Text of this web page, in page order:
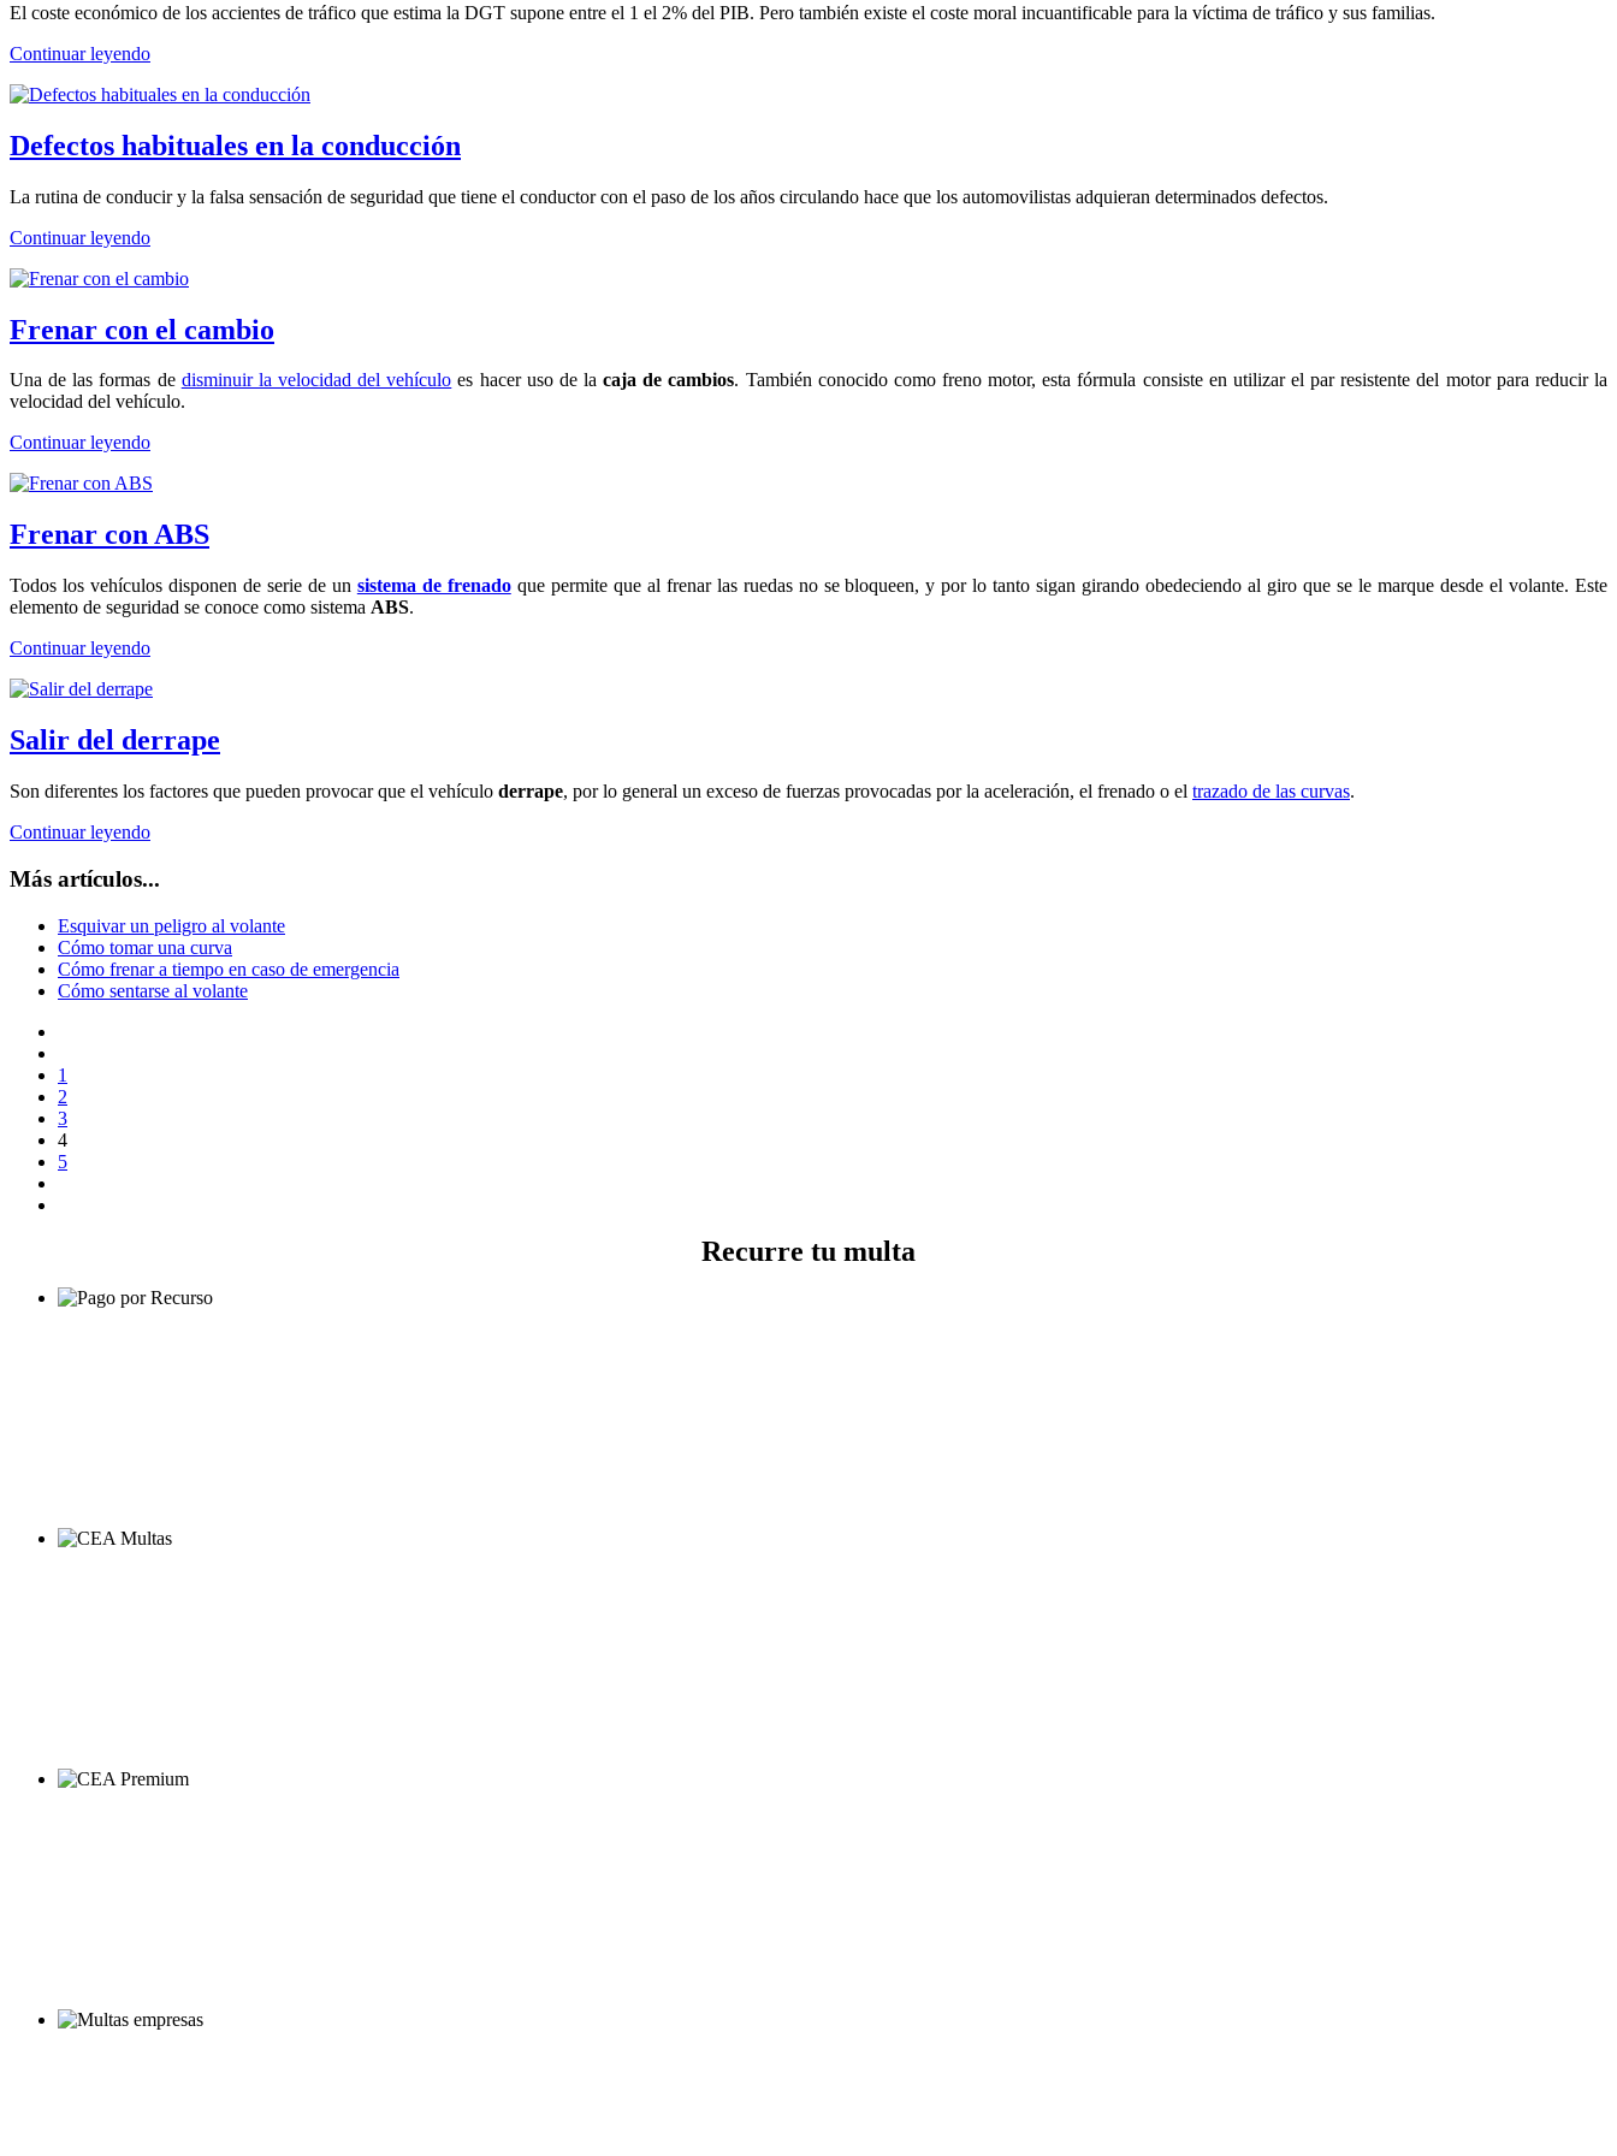
El coste económico de los accientes de tráfico que estima la DGT supone entre el 1 el 2% del PIB. Pero también existe el coste moral incuantificable para la víctima de tráfico y sus familias.
Continuar leyendo
Defectos habituales en la conducción
La rutina de conducir y la falsa sensación de seguridad que tiene el conductor con el paso de los años circulando hace que los automovilistas adquieran determinados defectos.
Continuar leyendo
Frenar con el cambio
Una de las formas de disminuir la velocidad del vehículo es hacer uso de lacaja de cambios. También conocido como freno motor, esta fórmula consiste en utilizar el par resistente del motor para reducir la
velocidad del vehículo.
Continuar leyendo
Frenar con ABS
Todos los vehículos disponen de serie de un sistema de frenadoque permite que al frenar las ruedas no se bloqueen, y por lo tanto sigan girando obedeciendo al giro que se le marque desde el volante. Este
elemento de seguridad se conoce como sistema ABS.
Continuar leyendo
Salir del derrape
Son diferentes los factores que pueden provocar que el vehículo derrape, por lo general un exceso de fuerzas provocadas por la aceleración, el frenado o el trazado de las curvas.
Continuar leyendo
Más artículos...
Esquivar un peligro al volante
Cómo tomar una curva
Cómo frenar a tiempo en caso de emergencia
Cómo sentarse al volante
1
2
3
4
5
Recurre tu multa